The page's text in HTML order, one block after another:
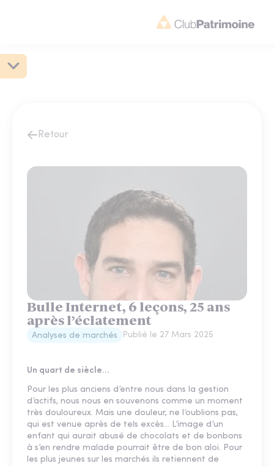
Retour
Bulle Internet, 6 leçons, 25 ans
après l’éclatement
Analyses de marchés Publié le 27 Mars 2025
Un quart de siècle…
Pour les plus anciens d’entre nous dans la gestion
d’actifs, nous nous en souvenons comme un moment
très douloureux. Mais une douleur, ne l’oublions pas,
qui est venue après de tels excès… L’image d’un
enfant qui aurait abusé de chocolats et de bonbons
à s’en rendre malade pourrait être de bon aloi. Pour
les plus jeunes sur les marchés ils retiennent de